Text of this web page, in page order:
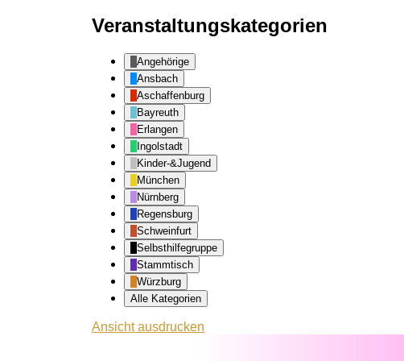
Veranstaltungskategorien
Angehörige
Ansbach
Aschaffenburg
Bayreuth
Erlangen
Ingolstadt
Kinder-&Jugend
München
Nürnberg
Regensburg
Schweinfurt
Selbsthilfegruppe
Stammtisch
Würzburg
Alle Kategorien
Ansichtausdrucken